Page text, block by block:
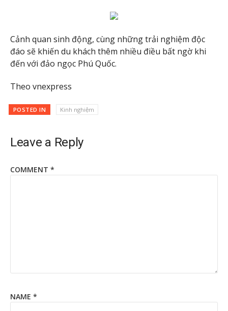
Cảnh quan sinh động, cùng những trải nghiệm độc
đáo sẽ khiến du khách thêm nhiều điều bất ngờ khi
đến với đảo ngọc Phú Quốc.
Theo vnexpress
POSTED IN Kinh nghiệm
Leave a Reply
COMMENT *
NAME *